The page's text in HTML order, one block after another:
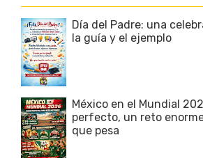
Día del Padre: una
la guía y el ejemplo
México en el Mundial
perfecto, un reto
que pesa